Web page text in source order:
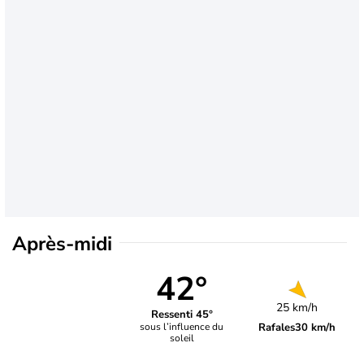
Après-midi
42°
Ressenti 45°
sous l’influence du
soleil
25 km/h
Rafales30 km/h